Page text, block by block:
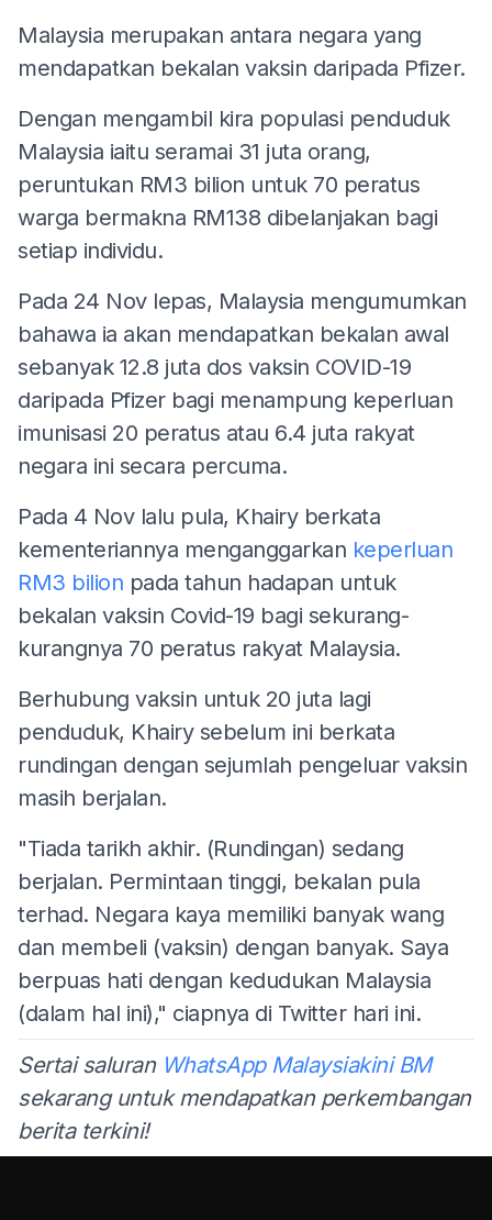
Malaysia merupakan antara negara yang
mendapatkan bekalan vaksin daripada Pfizer.
Dengan mengambil kira populasi penduduk
Malaysia iaitu seramai 31 juta orang,
peruntukan RM3 bilion untuk 70 peratus
warga bermakna RM138 dibelanjakan bagi
setiap individu.
Pada 24 Nov lepas, Malaysia mengumumkan
bahawa ia akan mendapatkan bekalan awal
sebanyak 12.8 juta dos vaksin COVID-19
daripada Pfizer bagi menampung keperluan
imunisasi 20 peratus atau 6.4 juta rakyat
negara ini secara percuma.
Pada 4 Nov lalu pula, Khairy berkata
kementeriannya menganggarkan keperluan
RM3 bilion pada tahun hadapan untuk
bekalan vaksin Covid-19 bagi sekurang-
kurangnya 70 peratus rakyat Malaysia.
Berhubung vaksin untuk 20 juta lagi
penduduk, Khairy sebelum ini berkata
rundingan dengan sejumlah pengeluar vaksin
masih berjalan.
"Tiada tarikh akhir. (Rundingan) sedang
berjalan. Permintaan tinggi, bekalan pula
terhad. Negara kaya memiliki banyak wang
dan membeli (vaksin) dengan banyak. Saya
berpuas hati dengan kedudukan Malaysia
(dalam hal ini)," ciapnya di Twitter hari ini.
Sertai saluran WhatsApp Malaysiakini BM
sekarang untuk mendapatkan perkembangan
berita terkini!